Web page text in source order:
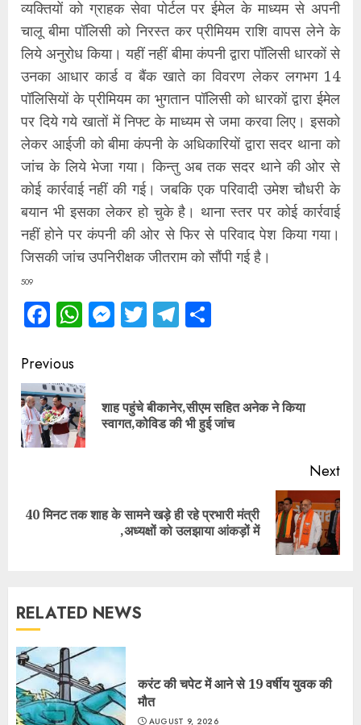
व्यक्तियों को ग्राहक सेवा पोर्टल पर ईमेल के माध्यम से अपनी
चालू बीमा पॉलिसी को निरस्त कर प्रीमियम राशि वापस लेने के
लिये अनुरोध किया। यहीं नहीं बीमा कंपनी द्वारा पॉलिसी धारकों से
उनका आधार कार्ड व बैंक खाते का विवरण लेकर लगभग 14
पॉलिसियों के प्रीमियम का भुगतान पॉलिसी को धारकों द्वारा ईमेल
पर दिये गये खातों में निफ्ट के माध्यम से जमा करवा लिए। इसको
लेकर आईजी को बीमा कंपनी के अधिकारियों द्वारा सदर थाना को
जांच के लिये भेजा गया। किन्तु अब तक सदर थाने की ओर से
कोई कार्रवाई नहीं की गई। जबकि एक परिवादी उमेश चौधरी के
बयान भी इसका लेकर हो चुके है। थाना स्तर पर कोई कार्रवाई
नहीं होने पर कंपनी की ओर से फिर से परिवाद पेश किया गया।
जिसकी जांच उपनिरीक्षक जीतराम को सौंपी गई है।
509
Facebook
WhatsApp
Messenger
TwitterTelegram
Continue
Reading
Previous
शाह पहुंचे बीकानेर,सीएम सहित अनेक ने किया
स्वागत,कोविड की भी हुई जांच
Next
Next
40 मिनट तक शाह के सामने खड़े ही रहे प्रभारी मंत्री
,अध्यक्षों को उलझाया आंकड़ों में
RELATED NEWS
करंट की चपेट में आने से 19 वर्षीय युवक की
मौत
AUGUST 9, 2026